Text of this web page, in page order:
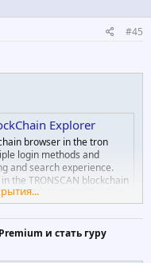
#45
Explorer
browser in the tron
login methods and
and search experience.
the TRONSCAN blockchain
型波场区块链浏览器，它支
览和查找体验。体验波场生
浏览器。
и стать гуру